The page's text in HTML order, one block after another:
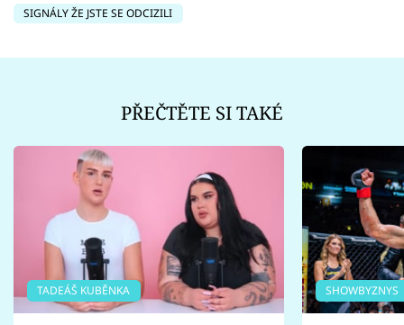
SIGNÁLY ŽE JSTE SE ODCIZILI
PŘEČTĚTE SI TAKÉ
TADEÁŠ KUBĚNKA SHOWBYZNYS